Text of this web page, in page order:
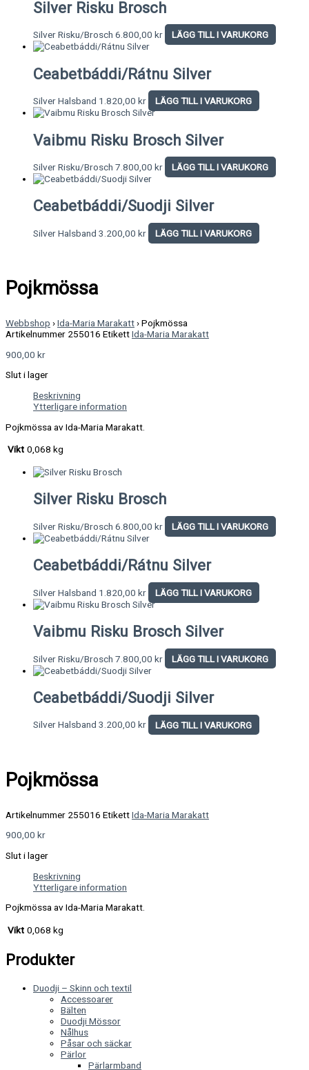
Silver Risku Brosch
Silver Risku/Brosch 6.800,00 kr LÄGG TILL I VARUKORG
Ceabetbáddi/Rátnu Silver
Silver Halsband 1.820,00 kr LÄGG TILL I VARUKORG
Vaibmu Risku Brosch Silver
Silver Risku/Brosch 7.800,00 kr LÄGG TILL I VARUKORG
Ceabetbáddi/Suodji Silver
Silver Halsband 3.200,00 kr LÄGG TILL I VARUKORG
Pojkmössa
Webbshop ›Ida-Maria Marakatt›Pojkmössa
Artikelnummer 255016 EtikettIda-Maria Marakatt
900,00 kr
Slut i lager
Beskrivning
Ytterligare information
Pojkmössa av Ida-Maria Marakatt.
Vikt 0,068 kg
Silver Risku Brosch
Silver Risku/Brosch 6.800,00 kr LÄGG TILL I VARUKORG
Ceabetbáddi/Rátnu Silver
Silver Halsband 1.820,00 kr LÄGG TILL I VARUKORG
Vaibmu Risku Brosch Silver
Silver Risku/Brosch 7.800,00 kr LÄGG TILL I VARUKORG
Ceabetbáddi/Suodji Silver
Silver Halsband 3.200,00 kr LÄGG TILL I VARUKORG
Pojkmössa
Artikelnummer 255016 EtikettIda-Maria Marakatt
900,00 kr
Slut i lager
Beskrivning
Ytterligare information
Pojkmössa av Ida-Maria Marakatt.
Vikt 0,068 kg
Produkter
Duodji – Skinn och textil
Accessoarer
Bälten
Duodji Mössor
Nålhus
Påsar och säckar
Pärlor
Pärlarmband